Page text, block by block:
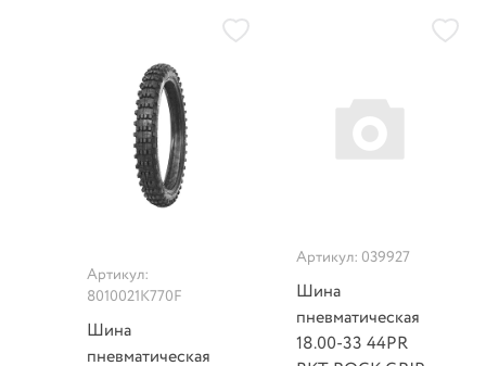
Артикул:
8010021K770F
Шина
пневматическая
Артикул: 039927
Шина
пневматическая
18.00-33 44PR